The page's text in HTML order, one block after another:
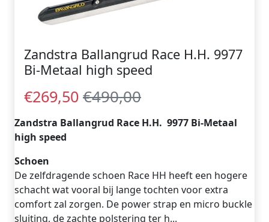
Zandstra Ballangrud Race H.H. 9977
Bi-Metaal high speed
€269,50 €490,00
Zandstra Ballangrud Race H.H. 9977 Bi-Metaal
high speed
Schoen
De zelfdragende schoen Race HH heeft een hogere
schacht wat vooral bij lange tochten voor extra
comfort zal zorgen. De power strap en micro buckle
sluiting, de zachte polstering ter h...